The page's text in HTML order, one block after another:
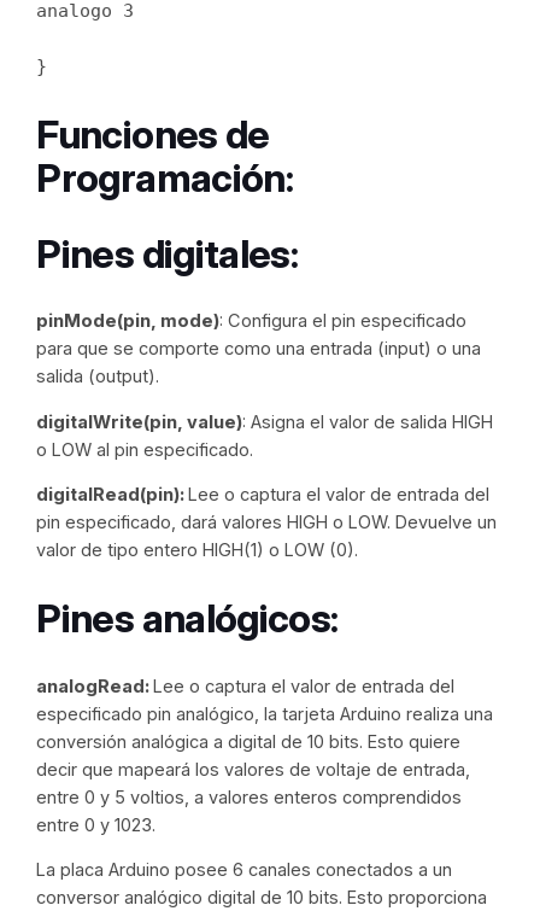
analogo 3
}
Funciones de
Programación:
Pines digitales:
pinMode(pin, mode): Configura el pin especificado
para que se comporte como una entrada (input) o una
salida (output).
digitalWrite(pin, value): Asigna el valor de salida HIGH
o LOW al pin especificado.
digitalRead(pin): Lee o captura el valor de entrada del
pin especificado, dará valores HIGH o LOW. Devuelve un
valor de tipo entero HIGH(1) o LOW (0).
Pines analógicos:
analogRead:Lee o captura el valor de entrada del
especificado pin analógico, la tarjeta Arduino realiza una
conversión analógica a digital de 10 bits. Esto quiere
decir que mapeará los valores de voltaje de entrada,
entre 0 y 5 voltios, a valores enteros comprendidos
entre 0 y 1023.
La placa Arduino posee 6 canales conectados a un
conversor analógico digital de 10 bits. Esto proporciona